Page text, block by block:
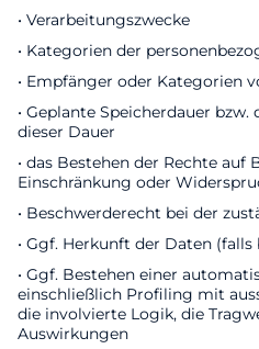
• Verarbeitungszwecke
• Kategorien der
• Empfänger oder Kategorien
• Geplante Speicherdauer
dieser Dauer
• das Bestehen der Rechte
Einschränkung oder
• Beschwerderecht bei der
• Ggf. Herkunft der Daten
• Ggf. Bestehen einer
einschließlich Profiling mit
die involvierte Logik, die
Auswirkungen